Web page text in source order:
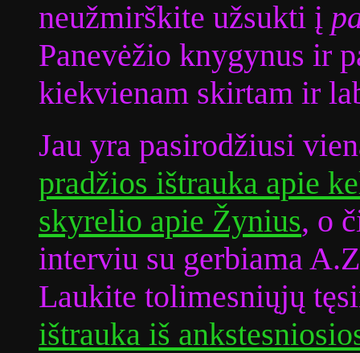
neužmirškite užsukti į
Panevėžio knygynus ir
kiekvienam skirtam ir
Jau yra pasirodžiusi
pradžios ištrauka apie
skyrelio apie Žynius, o
interviu su gerbiama
Laukite tolimesniųjų
ištrauka iš